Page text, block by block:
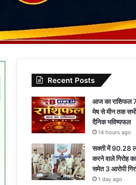
Recent Posts
आज का राशिफल
मेष से मीन तक सभी
दैनिक भविष्यफल
14 hours ago
सक्ती में 90.28
करने वाले गिरोह
समेत 3 आरोपी
1 day ago